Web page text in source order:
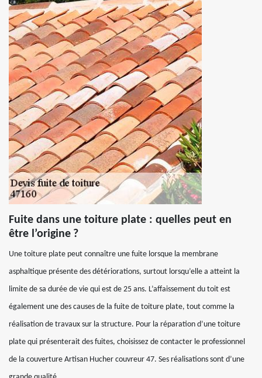
Fuite dans une toiture plate : quelles peut en
être l’origine ?
Une toiture plate peut connaître une fuite lorsque la membrane
asphaltique présente des détériorations, surtout lorsqu’elle a atteint la
limite de sa durée de vie qui est de 25 ans. L’affaissement du toit est
également une des causes de la fuite de toiture plate, tout comme la
réalisation de travaux sur la structure. Pour la réparation d’une toiture
plate qui présenterait des fuites, choisissez de contacter le professionnel
de la couverture Artisan Hucher couvreur 47. Ses réalisations sont d’une